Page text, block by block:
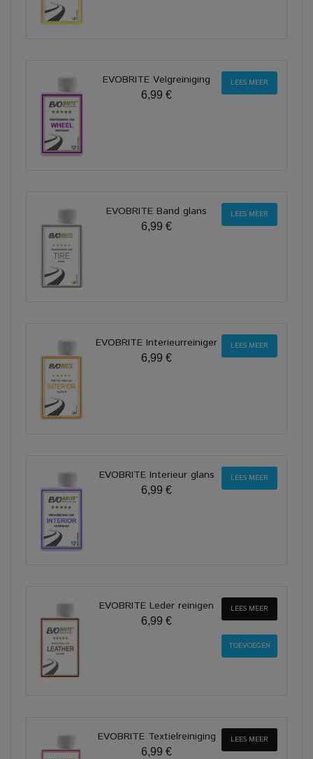
EVOBRITE Velgreiniging
6,99 €
LEES MEER
EVOBRITE Band glans
6,99 €
LEES MEER
EVOBRITE Interieurreiniger
6,99 €
LEES MEER
EVOBRITE Interieur glans
6,99 €
LEES MEER
EVOBRITE Leder reinigen
6,99 €
LEES MEER
EVOBRITE Textielreiniging
6,99 €
LEES MEER